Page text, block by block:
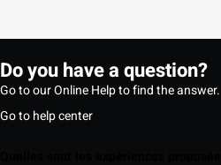
Do you have a question?
Go to our Online Help to find the answer.
Go to help center